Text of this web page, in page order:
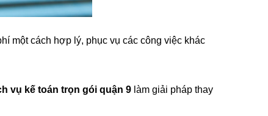
một cách hợp lý, phục vụ các công việc khác
vụ kế toán trọn gói quận 9 làm giải pháp thay